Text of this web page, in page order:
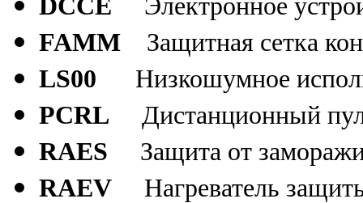
DCCE
Электронное
FAMM Защитная сетка
LS00 Низкошумное
PCRL
Дистанционный
RAES
Защита от
RAEV
Нагреватель